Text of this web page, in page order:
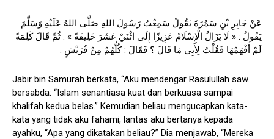
عَنْ جَابِرِ بْنِ سَمُرَةَ يَقُولُ سَمِعْتُ رَسُولَ اللهِ صَلَّى اللهُ عَلَيْهِ وَسَلَّمَ
يَقُولُ : « لَا يَزَالُ الْإِسْلَامُ عَزِيزًا إِلَى اثْنَيْ عَشَرَ خَلِيفَةً » . ثُمَّ قَالَ كَلِمَةً
لَمْ أَفْهَمْهَا فَقُلْتُ لِأَبِي مَا قَالَ ؟ فَقَالَ : كُلُّهُمْ مِنْ قُرَيْشٍ .
Jabir bin Samurah berkata, “Aku mendengar Rasulullah saw.
bersabda: “Islam senantiasa kuat dan berkuasa sampai
khalifah kedua belas.” Kemudian beliau mengucapkan kata-
kata yang tidak aku fahami, lantas aku bertanya kepada
ayahku, “Apa yang dikatakan beliau?” Dia menjawab, “Mereka